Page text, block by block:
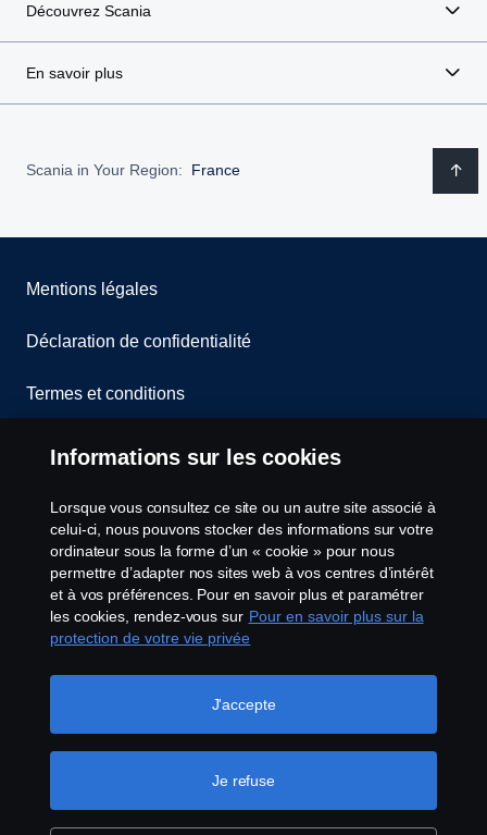
Découvrez Scania
En savoir plus
Scania in Your Region: France
Mentions légales
Déclaration de confidentialité
Termes et conditions
Contactez-nous
Lanceurs d’alerte
Politique de cookies
Configuration des cookies
© Copyright Scania 2026 Tous droits réservés.
Scania France SAS, 11 allée du Président Chirac,
49100 Angers, France, Tél. : +33 (0)2 41 41 33 33
Informations sur les cookies
Lorsque vous consultez ce site ou un autre site associé à
celui-ci, nous pouvons stocker des informations sur votre
ordinateur sous la forme d’un « cookie » pour nous
permettre d’adapter nos sites web à vos centres d’intérêt
et à vos préférences. Pour en savoir plus et paramétrer
les cookies, rendez-vous sur Pour en savoir plus sur la
protection de votre vie privée
Je refuse
J'accepte